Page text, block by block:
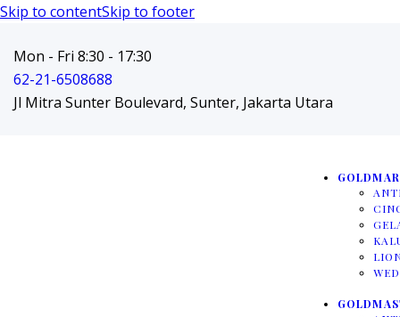
Skip to contentSkip to footer
Mon - Fri 8:30 - 17:30
62-21-6508688
Jl Mitra Sunter Boulevard, Sunter, Jakarta Utara